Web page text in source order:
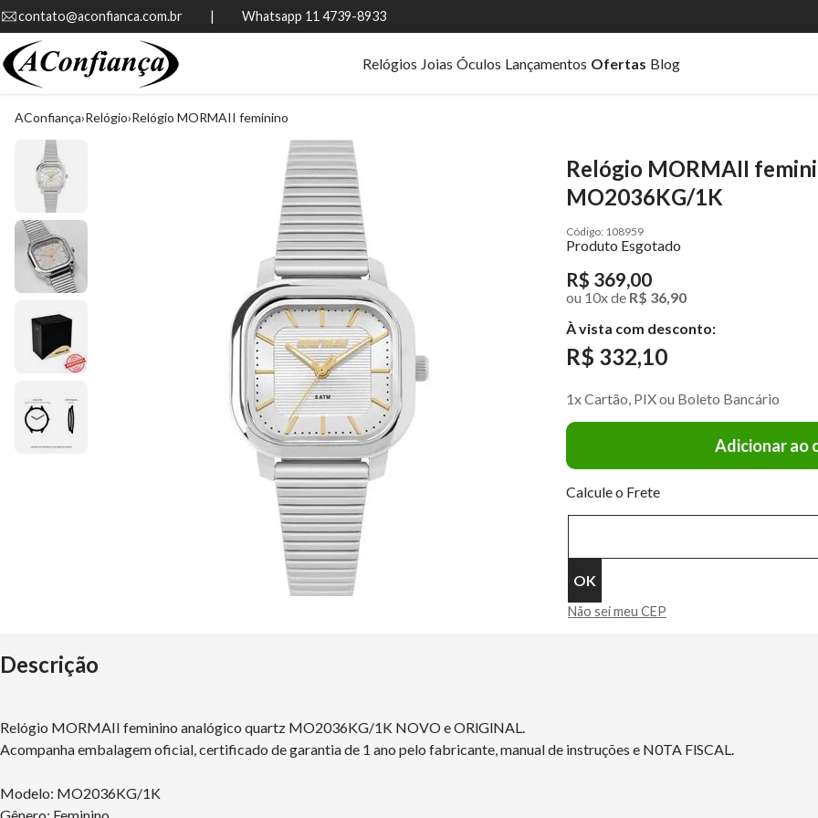
contato@aconfianca.com.br          |          Whatsapp 11 4739-8933
Relógios Joias Óculos Lançamentos Ofertas Blog
AConfiança Relógio Relógio MORMAII feminino
Relógio MORMAII
MO2036KG/1K
108959
Produto Esgotado
R$ 369,00
ou 10xde R$ 36,90
À vista com desconto:
R$ 332,10
1x Cartão, PIX ou Boleto Bancário
Adicionar ao
Calcule o Frete
Não sei meu CEP
Descrição
Relógio MORMAII feminino analógico quartz MO2036KG/1K NOVO e ORlGlNAL.
Acompanha embalagem oficial, certificado de garantia de 1 ano pelo fabricante, manual de instruções e N0TA FlSCAL.
Modelo: MO2036KG/1K